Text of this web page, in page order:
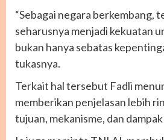
“Sebagai negara berkembang,
seharusnya menjadi kekuatan
bukan hanya sebatas
tukasnya.
Terkait hal tersebut Fadli
memberikan penjelasan lebih
tujuan, mekanisme, dan